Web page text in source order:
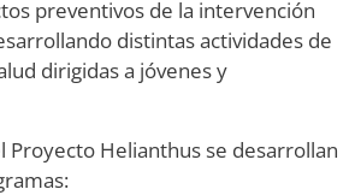
preventivos de la intervención
distintas actividades de
dirigidas a jóvenes y
Proyecto Helianthus se desarrollan